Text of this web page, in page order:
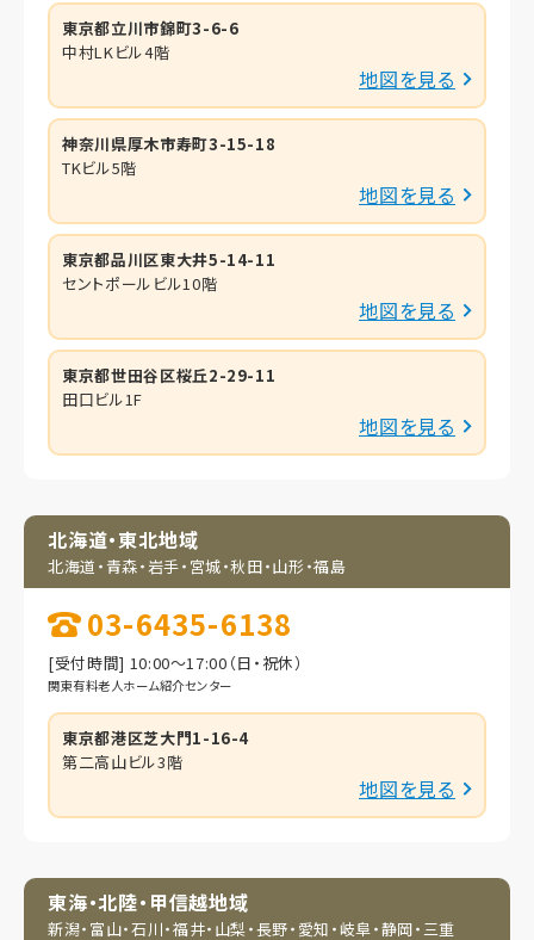
東京都立川市錦町3-6-6
中村LKビル4階
地図を見る
神奈川県厚木市寿町3-15-18
TKビル5階
地図を見る
東京都品川区東大井5-14-11
セントポールビル10階
地図を見る
東京都世田谷区桜丘2-29-11
田口ビル1F
地図を見る
北海道・東北地域
北海道・青森・岩手・ 宮城・秋田・山形・福島
03-6435-6138
[受付時間] 10:00～17:00（日・祝休）
関東有料老人ホーム紹介センター
東京都港区芝大門1-16-4
第二高山ビル3階
地図を見る
東海・北陸・甲信越地域
新潟・富山・石川・福井・ 山梨・長野・愛知・岐阜・静岡・三重